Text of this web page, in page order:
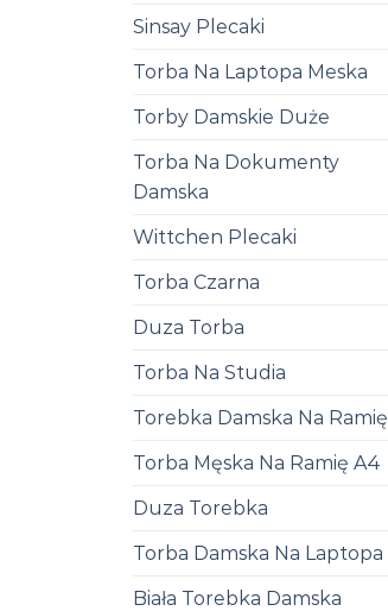
Sinsay Plecaki
Torba Na Laptopa Meska
Torby Damskie Duże
Torba Na Dokumenty
Damska
Wittchen Plecaki
Torba Czarna
Duza Torba
Torba Na Studia
Torebka Damska Na Ramię
Torba Męska Na Ramię A4
Duza Torebka
Torba Damska Na Laptopa
Biała Torebka Damska